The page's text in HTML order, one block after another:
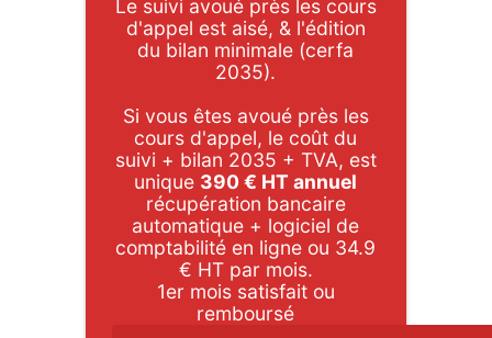
Le suivi avoué près les cours
d'appel est aisé, & l'édition
du bilan minimale (cerfa
2035).
Si vous êtes avoué près les
cours d'appel, le coût du
suivi + bilan 2035 + TVA, est
unique 390 € HT annuel
récupération bancaire
automatique + logiciel de
comptabilité en ligne ou 34.9
€ HT par mois.
1er mois satisfait ou
remboursé